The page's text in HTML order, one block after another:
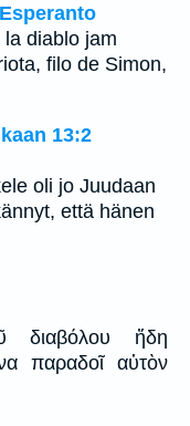
diablo jam
filo de Simon,
13:2
oli jo Juudaan
että hänen
διαβόλου ἤδη
παραδοῖ αὐτὸν